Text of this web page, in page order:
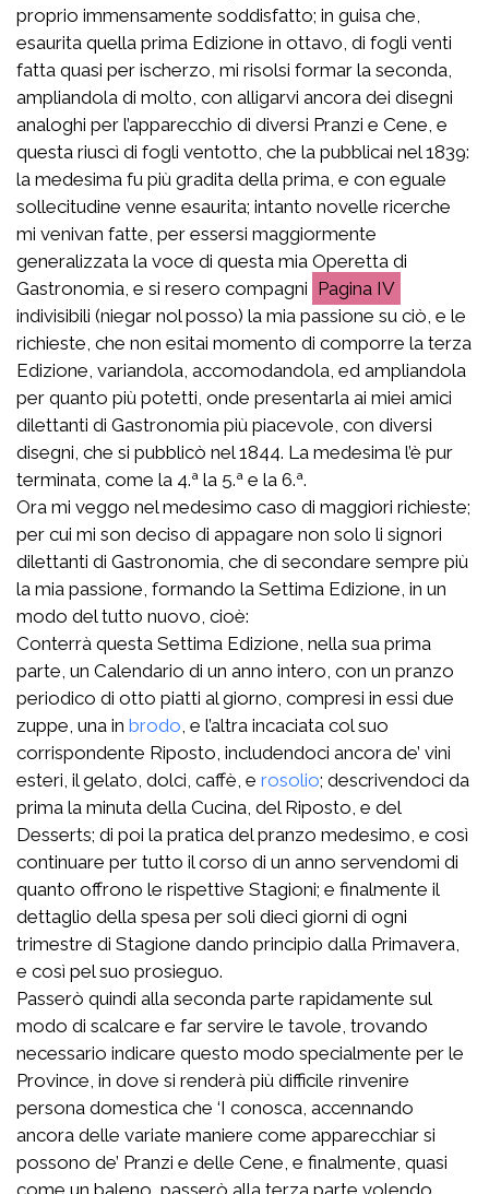
proprio immensamente soddisfatto; in guisa che,
esaurita quella prima Edizione in ottavo, di fogli venti
fatta quasi per ischerzo, mi risolsi formar la seconda,
ampliandola di molto, con alligarvi ancora dei disegni
analoghi per l’apparecchio di diversi Pranzi e Cene, e
questa riuscì di fogli ventotto, che la pubblicai nel 1839:
la medesima fu più gradita della prima, e con eguale
sollecitudine venne esaurita; intanto novelle ricerche
mi venivan fatte, per essersi maggiormente
generalizzata la voce di questa mia Operetta di
Gastronomia, e si resero compagni
IV
indivisibili (niegar nol posso) la mia passione su ciò, e le
richieste, che non esitai momento di comporre la terza
Edizione, variandola, accomodandola, ed ampliandola
per quanto più potetti, onde presentarla ai miei amici
dilettanti di Gastronomia più piacevole, con diversi
disegni, che si pubblicò nel 1844. La medesima l’è pur
terminata, come la 4.ª la 5.ª e la 6.ª.
Ora mi veggo nel medesimo caso di maggiori richieste;
per cui mi son deciso di appagare non solo li signori
dilettanti di Gastronomia, che di secondare sempre più
la mia passione, formando la Settima Edizione, in un
modo del tutto nuovo, cioè:
Conterrà questa Settima Edizione, nella sua prima
parte, un Calendario di un anno intero, con un pranzo
periodico di otto piatti al giorno, compresi in essi due
zuppe, una in brodo , e l’altra incaciata col suo
corrispondente Riposto, includendoci ancora de’ vini
esteri, il gelato, dolci, caffè, e rosolio; descrivendoci da
prima la minuta della Cucina, del Riposto, e del
Desserts; di poi la pratica del pranzo medesimo, e così
continuare per tutto il corso di un anno servendomi di
quanto offrono le rispettive Stagioni; e finalmente il
dettaglio della spesa per soli dieci giorni di ogni
trimestre di Stagione dando principio dalla Primavera,
e così pel suo prosieguo.
Passerò quindi alla seconda parte rapidamente sul
modo di scalcare e far servire le tavole, trovando
necessario indicare questo modo specialmente per le
Province, in dove si renderà più difficile rinvenire
persona domestica che ‘I conosca, accennando
ancora delle variate maniere come apparecchiar si
possono de’ Pranzi e delle Cene, e finalmente, quasi
come un baleno, passerò alla terza parte volendo